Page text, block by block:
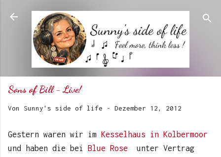
Direkt zum Hauptbereich
Sons of Bill - Live!
Von Sunny's side of life - Dezember 12, 2012
Gestern waren wir im
Kesselhaus in Kolbermoor
und haben die bei
Blue Rose unter Vertrag